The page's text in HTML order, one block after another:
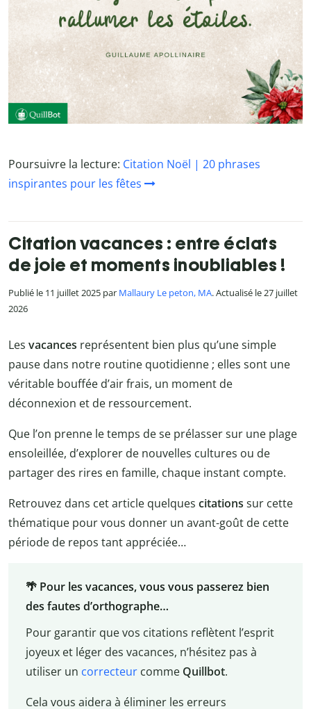
Poursuivre la lecture: Citation Noël | 20 phrases
inspirantes pour les fêtes
Citation vacances : entre éclats
de joie et moments inoubliables !
Publié le 11 juillet 2025 par Mallaury Le peton, MA. Actualisé le 27 juillet
2026
Les vacances représentent bien plus qu’une simple
pause dans notre routine quotidienne ; elles sont une
véritable bouffée d’air frais, un moment de
déconnexion et de ressourcement.
Que l’on prenne le temps de se prélasser sur une plage
ensoleillée, d’explorer de nouvelles cultures ou de
partager des rires en famille, chaque instant compte.
Retrouvez dans cet article quelques citations sur cette
thématique pour vous donner un avant-goût de cette
période de repos tant appréciée…
🌴 Pour les vacances, vous vous passerez bien
des fautes d’orthographe…
Pour garantir que vos citations reflètent l’esprit
joyeux et léger des vacances, n’hésitez pas à
utiliser un correcteurcomme Quillbot.
Cela vous aidera à éliminer les erreurs